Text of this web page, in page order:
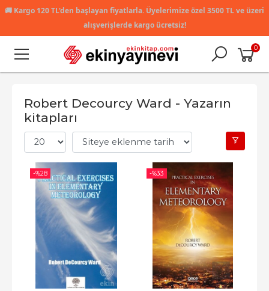
🚚 Kargo 120 TL'den başlayan fiyatlarla. Üyelerimize özel 3500 TL ve üzeri
alışverişlerde kargo ücretsiz!
0
Robert Decourcy Ward - Yazarın
kitapları
-%28 -%33